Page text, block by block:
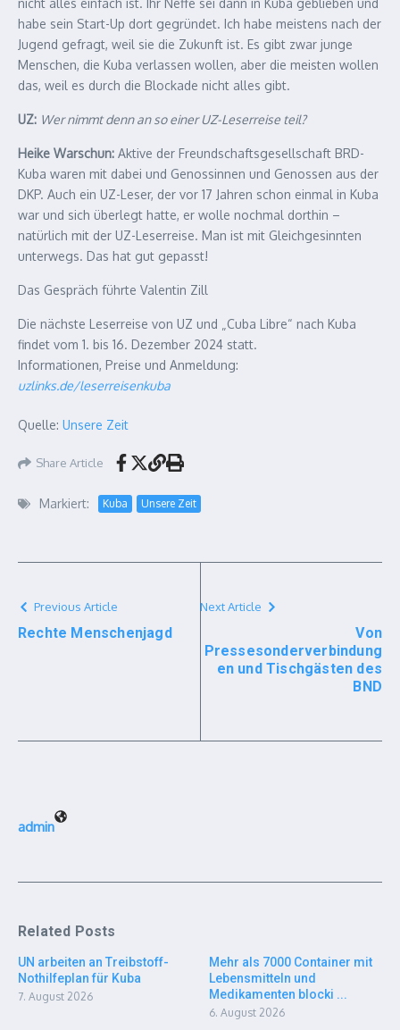
nicht alles einfach ist. Ihr Neffe sei dann in Kuba geblieben und
habe sein Start-Up dort gegründet. Ich habe meistens nach der
Jugend gefragt, weil sie die Zukunft ist. Es gibt zwar junge
Menschen, die Kuba verlassen wollen, aber die meisten wollen
das, weil es durch die Blockade nicht alles gibt.
UZ: Wer nimmt denn an so einer UZ-Leserreise teil?
Heike Warschun: Aktive der Freundschaftsgesellschaft BRD-
Kuba waren mit dabei und Genossinnen und Genossen aus der
DKP. Auch ein UZ-Leser, der vor 17 Jahren schon einmal in Kuba
war und sich überlegt hatte, er wolle nochmal dorthin –
natürlich mit der UZ-Leserreise. Man ist mit Gleichgesinnten
unterwegs. Das hat gut gepasst!
Das Gespräch führte Valentin Zill
Die nächste Leserreise von UZ und „Cuba Libre“ nach Kuba
findet vom 1. bis 16. Dezember 2024 statt.
Informationen, Preise und Anmeldung:
uzlinks.de/leserreisenkuba
Quelle: Unsere Zeit
Share Article
Markiert: Kuba Unsere Zeit
Previous Article
Rechte Menschenjagd
Next Article
Von
Pressesonderverbindung
en und Tischgästen des
BND
admin
Related Posts
UN arbeiten an Treibstoff-
Nothilfeplan für Kuba
7. August 2026
Mehr als 7000 Container mit
Lebensmitteln und
Medikamenten blocki ...
6. August 2026